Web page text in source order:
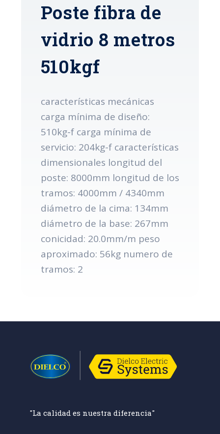
Poste fibra de
vidrio 8 metros
510kgf
características mecánicas
carga mínima de diseño:
510kg-f carga mínima de
servicio: 204kg-f características
dimensionales longitud del
poste: 8000mm longitud de los
tramos: 4000mm / 4340mm
diámetro de la cima: 134mm
diámetro de la base: 267mm
conicidad: 20.0mm/m peso
aproximado: 56kg numero de
tramos: 2
"La calidad es nuestra diferencia"